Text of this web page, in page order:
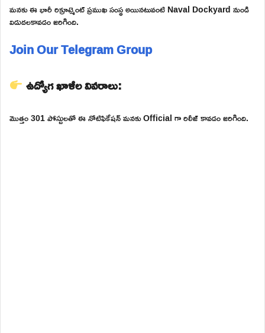
మనకు ఈ భారీ రిక్రూట్మెంట్ ప్రముఖ సంస్థ అయినటువంటి Naval Dockyard నుండి
విడుదలకావడం జరిగింది.
Join Our Telegram Group
ఉద్యోగ ఖాళీల వివరాలు:
మొత్తం 301 పోస్టులతో ఈ నోటిఫికేషన్ మనకు Official గా రిలీజ్ కావడం జరిగింది.